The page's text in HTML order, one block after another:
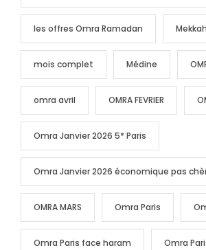
les offres Omra Ramadan Mekkah
mois complet Médine
omra avril OMRA FEVRIER
Omra Janvier 2026 5* Paris
Omra Janvier 2026 économique pas
OMRA MARS Omra Paris
Omra Paris face haram Omra